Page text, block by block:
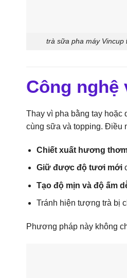
trà sữa pha máy Vincup
Công nghệ
Thay vì pha bằng tay
cùng sữa và topping. Điều
Chiết xuất hương
Giữ được độ tươi mới
Tạo độ mịn và độ ấm
Tránh hiện tượng trà bị
Phương pháp này không